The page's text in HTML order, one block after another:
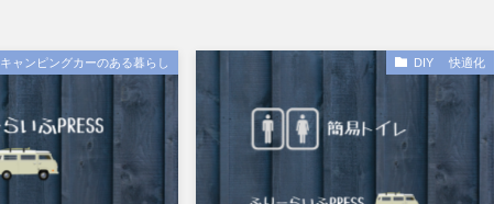
キャンピングカーのある暮らし DIY 快適化